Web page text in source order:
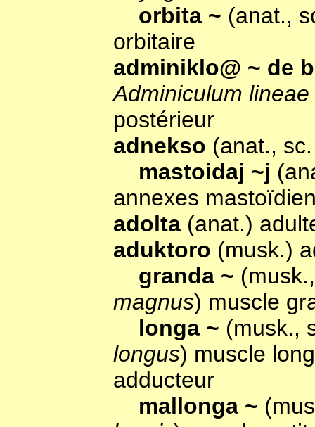
orbita ~ (anat.,
orbitaire
adminiklo@ ~ de
Adminiculum
postérieur
adnekso (anat.,
mastoidaj ~j
annexes
adolta (anat.)
aduktoro (musk.)
granda ~
magnus) muscle
longa ~ (musk.,
longus) muscle
adducteur
mallonga ~